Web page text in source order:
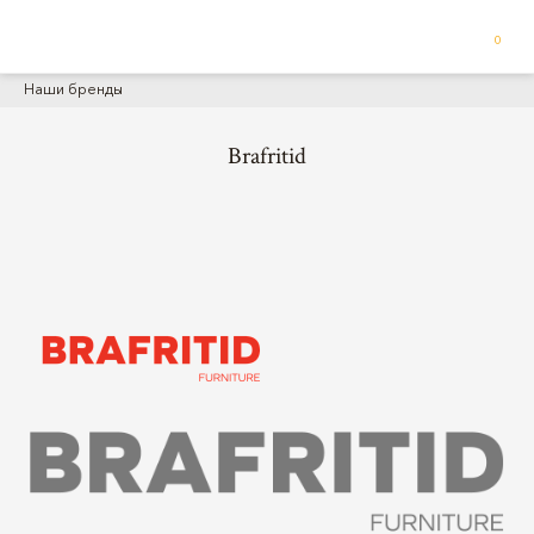
0
Наши бренды
Brafritid